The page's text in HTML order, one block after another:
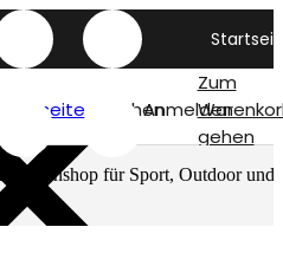
titelseite SuchenAnmelden
Zum
gehen
für Sport, Outdoor und